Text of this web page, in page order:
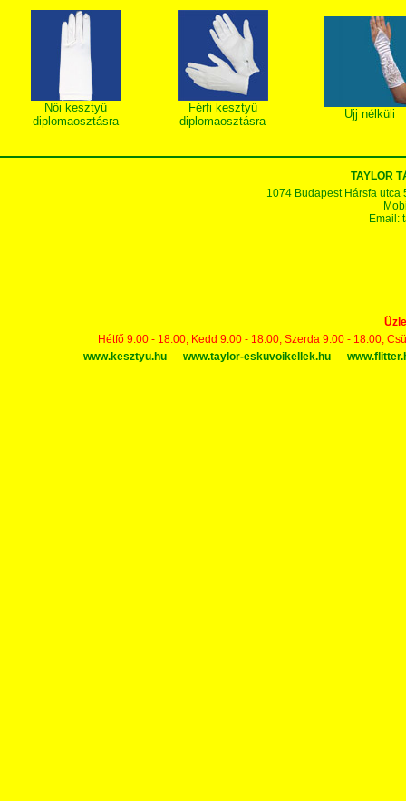
Női kesztyű
diplomaosztásra
Férfi kesztyű
diplomaosztásra
Ujj nélküli
TAYLOR
1074 Budapest Hársfa utca
Email:
Hétfő 9:00 - 18:00, Kedd 9:00 - 18:00, Szerda 9:00 - 18:00,
www.kesztyu.hu
www.taylor-eskuvoikellek.hu